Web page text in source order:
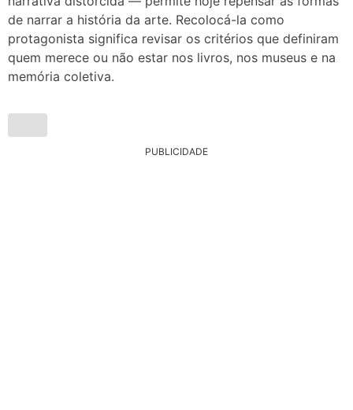
de narrar a história da arte. Recolocá-la como
protagonista significa revisar os critérios que definiram
quem merece ou não estar nos livros, nos museus e na
memória coletiva.
PUBLICIDADE